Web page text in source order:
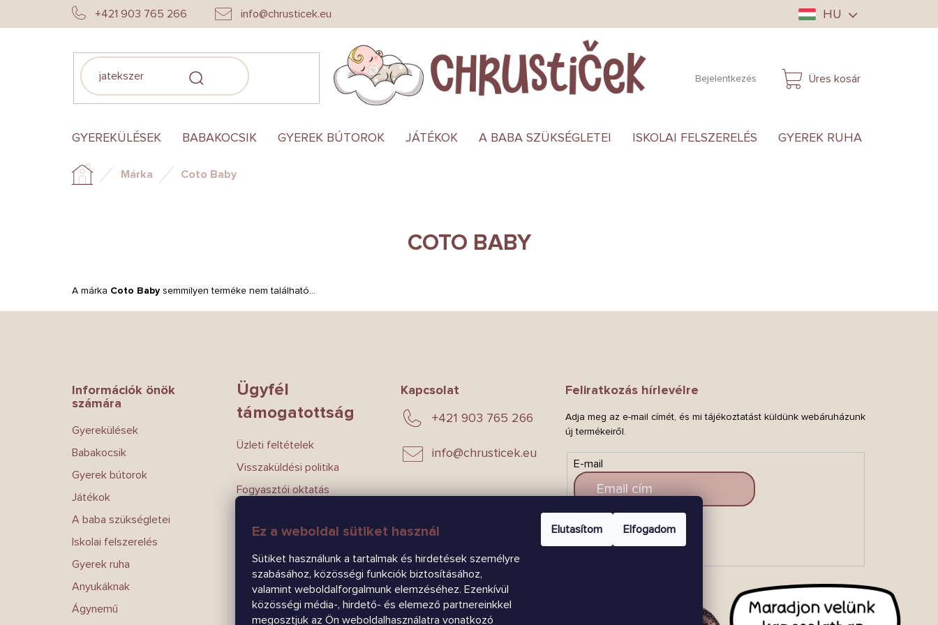
Ez a weboldal sütiket használ
Sütiket használunk a tartalmak és hirdetések személyre
szabásához, közösségi funkciók biztosításához,
valamint weboldalforgalmunk elemzéséhez. Ezenkívül
közösségi média-, hirdető- és elemező partnereinkkel
megosztjuk az Ön weboldalhasználatra vonatkozó
Elutasítom Elfogadom
+421 903 765 266 info@chrusticek.eu HU
KERESÉS Bejelentkezés
KOSÁR
Üres kosár
GYEREKÜLÉSEK BABAKOCSIK GYEREK BÚTOROK JÁTÉKOK A BABA SZÜKSÉGLETEI ISKOLAI FELSZERELÉS GYEREK RUHA
Kezdőlap
Márka Coto Baby
COTO BABY
A márka Coto Baby semmilyen terméke nem található...
Információk önök
számára
Gyerekülések
Babakocsik
Gyerek bútorok
Játékok
A baba szükségletei
Iskolai felszerelés
Gyerek ruha
Anyukáknak
Ágynemű
Ügyfél
támogatottság
Üzleti feltételek
Visszaküldési politika
Fogyasztói oktatás
Írj nekünk
Kapcsolatokat
Kapcsolat
info@chrusticek.eu
+421 903 765 266
Feliratkozás hírlevélre
Adja meg az e-mail címét, és mi tájékoztatást küldünk webáruházunk
új termékeiről.
E-mail
CSATLAKOZZ
BE!